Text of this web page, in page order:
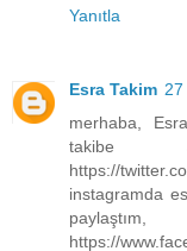
Yanıtla
Esra Takim
merhaba,
takibe
https://
instagramda
https://